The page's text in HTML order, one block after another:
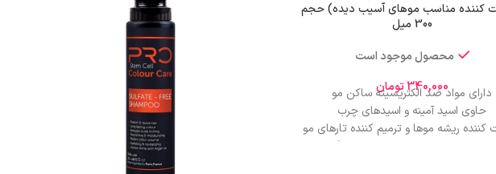
کننده مناسب موهای آسیب دیده) حجم
300 میل
محصول موجود است
340,000تومان
دارای مواد ضد الکتریسیته ساکن مو
حاوی اسید آمینه و اسیدهای چرب
کننده ریشه موها و ترمیم کننده تارهای مو
ازریزش و شاخه شاخه شدن موها جلوگیری